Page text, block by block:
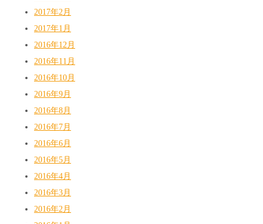
2017年2月
2017年1月
2016年12月
2016年11月
2016年10月
2016年9月
2016年8月
2016年7月
2016年6月
2016年5月
2016年4月
2016年3月
2016年2月